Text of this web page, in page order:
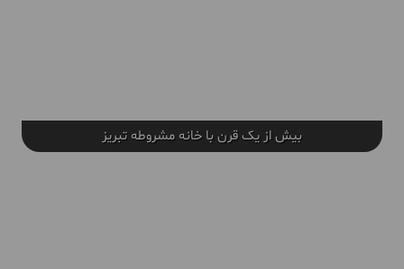
بیش از یک قرن با خانه مشروطه تبریز